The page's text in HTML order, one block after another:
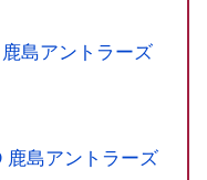
島アントラーズ
鹿島アントラーズ